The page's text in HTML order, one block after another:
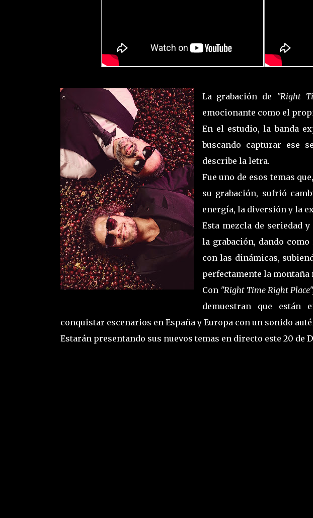
La grabación de "Right
emocionante como el
En el estudio, la banda
buscando capturar ese
describe la letra.
Fue uno de esos temas
su grabación, sufrió
energía, la diversión y la
Esta mezcla de seriedad
la grabación, dando
con las dinámicas,
perfectamente la montaña
Con "Right Time Right
demuestran que están
conquistar escenarios en España y Europa con un sonido
Estarán presentando sus nuevos temas en directo este 20 de